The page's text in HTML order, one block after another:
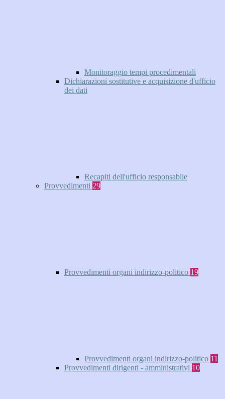
Monitoraggio tempi procedimentali
Dichiarazioni sostitutive e acquisizione d'ufficio
dei dati
Recapiti dell'ufficio responsabile
Provvedimenti 29
Provvedimenti organi indirizzo-politico 19
Provvedimenti organi indirizzo-politico 11
Provvedimenti dirigenti - amministrativi 10